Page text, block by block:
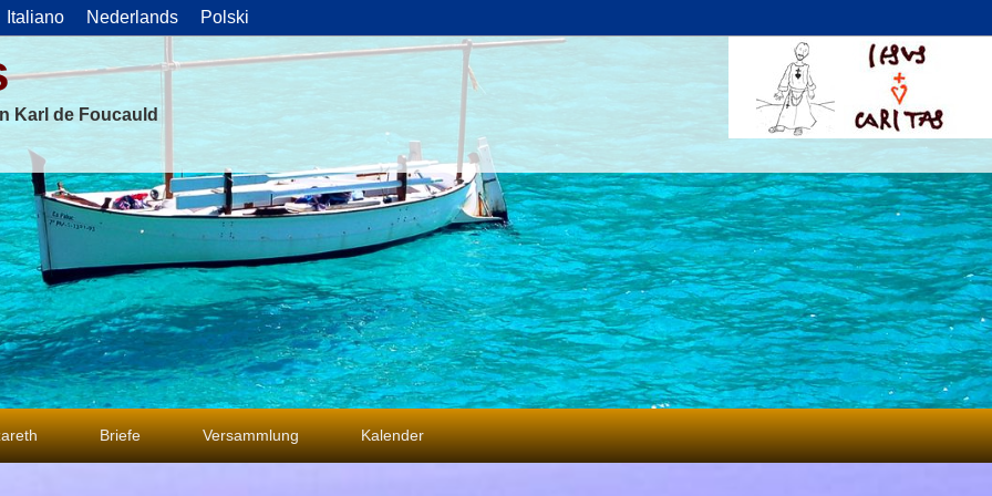
Italiano Nederlands Polski
Karl de Foucauld
Briefe Versammlung Kalender